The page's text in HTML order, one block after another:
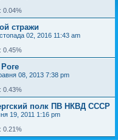
0.04%
стражи
02, 2016 11:43 am
0.45%
08, 2013 7:38 pm
0.43%
полк ПВ НКВД СССР
19, 2011 1:16 pm
0.21%